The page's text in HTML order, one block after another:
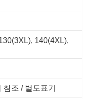
140(4XL),
조 / 별도표기